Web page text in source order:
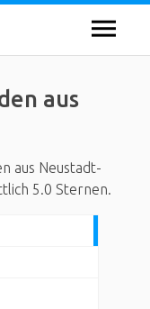
aus
aus Neustadt-
5.0 Sternen.